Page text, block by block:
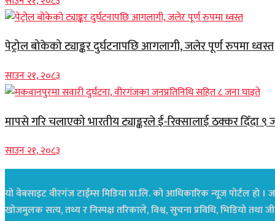
पेट्रोल बोकेको ट्याङ्कर दुर्घटनापछि आगलागी, जलेर पूर्ण रुपमा ध्वस्त
साउन २१, २०८३
मापसे गरि चलाएको भारतीय ट्याङ्करले ई-रिक्सालाई ठक्कर दिँदा ९
साउन २१, २०८३
यो वेबसाइट वीरगंज टाईम्स मिडिया प्रा.लि. को आधिकारिक न्यूज पोर्टल हो
खोजमुलक सत्य, तथ्य र निस्पक्ष तरिकाले, विश्व, सुचना प्रविधि, भिडियो